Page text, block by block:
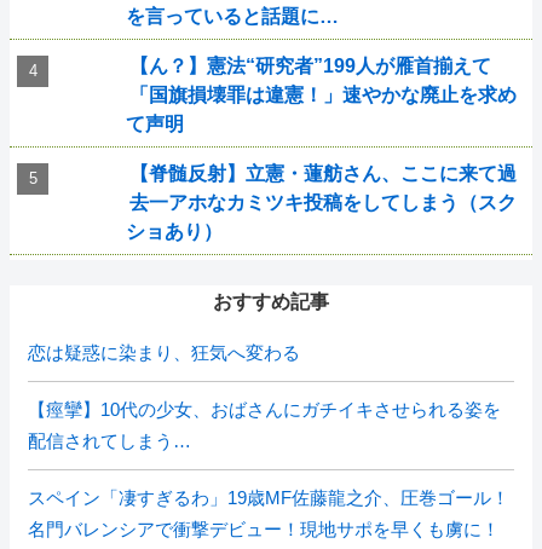
を言っていると話題に…
【ん？】憲法“研究者”199人が雁首揃えて
「国旗損壊罪は違憲！」速やかな廃止を求め
て声明
【脊髄反射】立憲・蓮舫さん、ここに来て過
去一アホなカミツキ投稿をしてしまう（スク
ショあり）
おすすめ記事
恋は疑惑に染まり、狂気へ変わる
【痙攣】10代の少女、おばさんにガチイキさせられる姿を
配信されてしまう…
スペイン「凄すぎるわ」19歳MF佐藤龍之介、圧巻ゴール！
名門バレンシアで衝撃デビュー！現地サポを早くも虜に！